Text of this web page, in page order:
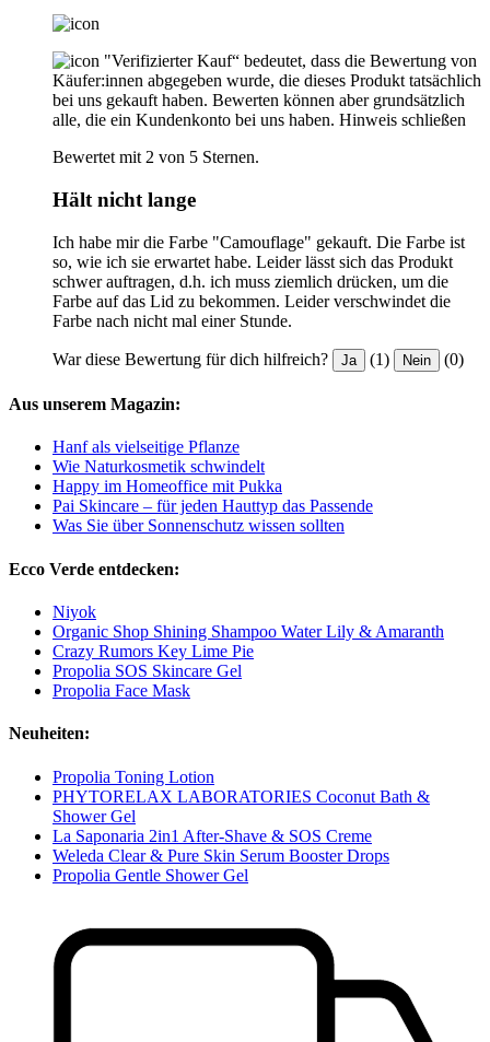
"Verifizierter Kauf“ bedeutet, dass die Bewertung von
Käufer:innen abgegeben wurde, die dieses Produkt tatsächlich
bei uns gekauft haben. Bewerten können aber grundsätzlich
alle, die ein Kundenkonto bei uns haben. Hinweis schließen
Bewertet mit 2 von 5 Sternen.
Hält nicht lange
Ich habe mir die Farbe "Camouflage" gekauft. Die Farbe ist
so, wie ich sie erwartet habe. Leider lässt sich das Produkt
schwer auftragen, d.h. ich muss ziemlich drücken, um die
Farbe auf das Lid zu bekommen. Leider verschwindet die
Farbe nach nicht mal einer Stunde.
War diese Bewertung für dich hilfreich? Ja (1) Nein (0)
Aus unserem Magazin:
Hanf als vielseitige Pflanze
Wie Naturkosmetik schwindelt
Happy im Homeoffice mit Pukka
Pai Skincare – für jeden Hauttyp das Passende
Was Sie über Sonnenschutz wissen sollten
Ecco Verde entdecken:
Niyok
Organic Shop Shining Shampoo Water Lily & Amaranth
Crazy Rumors Key Lime Pie
Propolia SOS Skincare Gel
Propolia Face Mask
Neuheiten:
Propolia Toning Lotion
PHYTORELAX LABORATORIES Coconut Bath &
Shower Gel
La Saponaria 2in1 After-Shave & SOS Creme
Weleda Clear & Pure Skin Serum Booster Drops
Propolia Gentle Shower Gel